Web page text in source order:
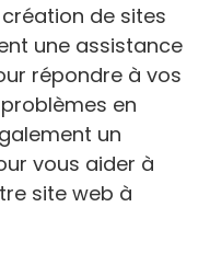
de sites
une assistance
répondre à vos
en
un
vous aider à
site web à